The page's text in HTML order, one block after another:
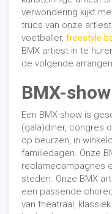
verwondering kijkt
trucs van onze
voetballer, freestyle
BMX artiest in te
de volgende
BMX-show
Een BMX-show is
(gala)diner, congres
op beurzen, in
familiedagen. Onze
reclamecampagnes
steden. Onze BMX
een passende
van theatraal,